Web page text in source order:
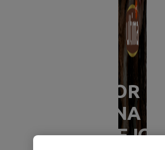
POR
UNA
MEJOR